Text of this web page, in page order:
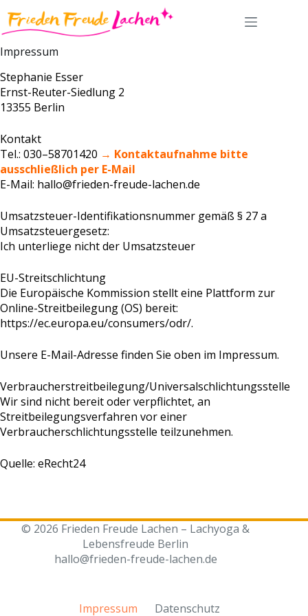
Impressum
Stephanie Esser
Ernst-Reuter-Siedlung 2
13355 Berlin
Kontakt
Tel.: 030–58701420 → Kontaktaufnahme bitte
ausschließlich per E-Mail
E-Mail: hallo@frieden-freude-lachen.de
Umsatzsteuer-Identifikationsnummer gemäß § 27 a
Umsatzsteuergesetz:
Ich unterliege nicht der Umsatzsteuer
EU-Streitschlichtung
Die Europäische Kommission stellt eine Plattform zur
Online-Streitbeilegung (OS) bereit:
https://ec.europa.eu/consumers/odr/.
Unsere E-Mail-Adresse finden Sie oben im Impressum.
Verbraucherstreitbeilegung/Universalschlichtungsstelle
Wir sind nicht bereit oder verpflichtet, an
Streitbeilegungsverfahren vor einer
Verbraucherschlichtungsstelle teilzunehmen.
Quelle: eRecht24
© 2026 Frieden Freude Lachen – Lachyoga &
Lebensfreude Berlin
hallo@frieden-freude-lachen.de
Impressum Datenschutz